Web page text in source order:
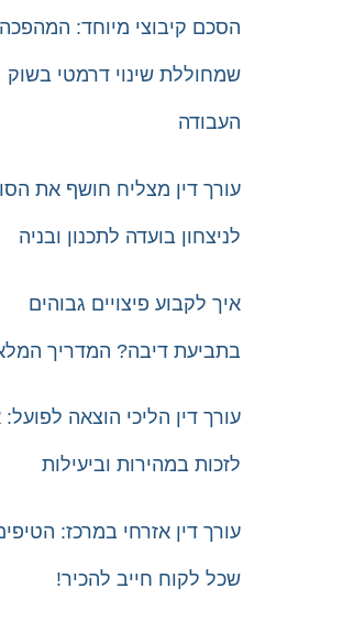
הסכם קיבוצי מיוחד: המהפכה
שמחוללת שינוי דרמטי בשוק
העבודה
עורך דין מצליח חושף את
לניצחון בועדה לתכנון ובניה
איך לקבוע פיצויים גבוהים
בתביעת דיבה? המדריך
עורך דין הליכי הוצאה לפועל:
לזכות במהירות וביעילות
עורך דין אזרחי במרכז:
שכל לקוח חייב להכיר!